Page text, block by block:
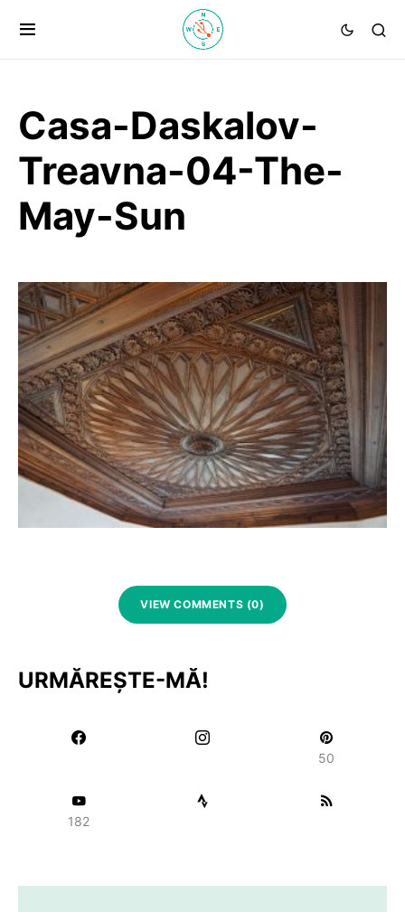
Casa-Daskalov-
Treavna-04-The-
May-Sun
VIEW COMMENTS (0)
URMĂREȘTE-MĂ!
50
182